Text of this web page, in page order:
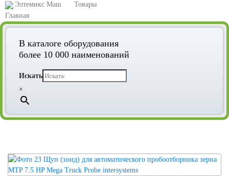
Элтемикс Маш Товары
Оборудование для переработки зерновых и производства кормов
Пробоотборники
Щуп (зонд) для автоматического пробоотборника зерна MTP 7.5 HP
Mega Truck Probe intersystems
В каталоге оборудования
более 10 000 наименований
Искать
×